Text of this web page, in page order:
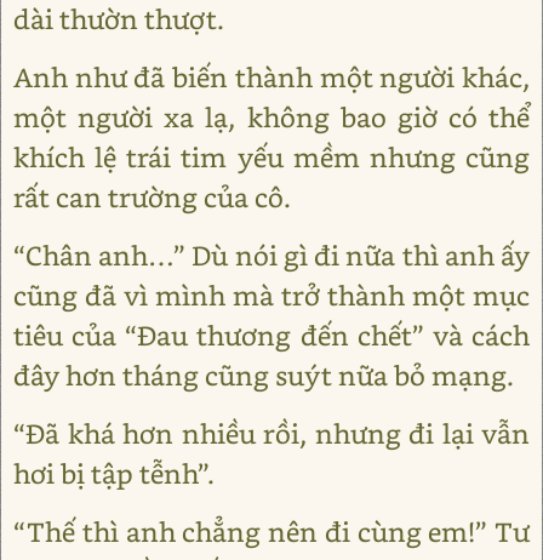
dài thườn thượt.
Anh như đã biến thành một người khác,
một người xa lạ, không bao giờ có thể
khích lệ trái tim yếu mềm nhưng cũng
rất can trường của cô.
“Chân anh…” Dù nói gì đi nữa thì anh ấy
cũng đã vì mình mà trở thành một mục
tiêu của “Đau thương đến chết” và cách
đây hơn tháng cũng suýt nữa bỏ mạng.
“Đã khá hơn nhiều rồi, nhưng đi lại vẫn
hơi bị tập tễnh”.
“Thế thì anh chẳng nên đi cùng em!” Tư